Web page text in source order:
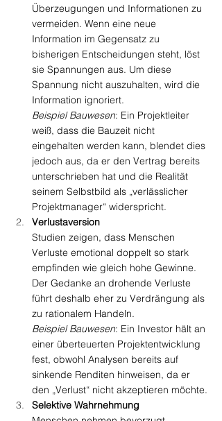
Überzeugungen und Informationen zu
vermeiden. Wenn eine neue
Information im Gegensatz zu
bisherigen Entscheidungen steht, löst
sie Spannungen aus. Um diese
Spannung nicht auszuhalten, wird die
Information ignoriert.
Beispiel Bauwesen: Ein Projektleiter
weiß, dass die Bauzeit nicht
eingehalten werden kann, blendet dies
jedoch aus, da er den Vertrag bereits
unterschrieben hat und die Realität
seinem Selbstbild als „verlässlicher
Projektmanager“ widerspricht.
Verlustaversion
Studien zeigen, dass Menschen
Verluste emotional doppelt so stark
empfinden wie gleich hohe Gewinne.
Der Gedanke an drohende Verluste
führt deshalb eher zu Verdrängung als
zu rationalem Handeln.
Beispiel Bauwesen: Ein Investor hält an
einer überteuerten Projektentwicklung
fest, obwohl Analysen bereits auf
sinkende Renditen hinweisen, da er
den „Verlust“ nicht akzeptieren möchte.
Selektive Wahrnehmung